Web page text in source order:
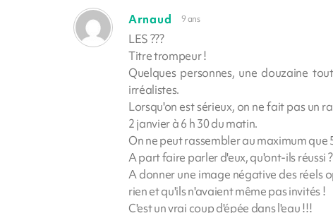
Arnaud 9 ans
LES ???
Titre trompeur !
Quelques personnes, une douzaine
irréalistes.
Lorsqu'on est sérieux, on ne fait pas un
2 janvier à 6 h 30 du matin.
On ne peut rassembler au maximum que
A part faire parler d'eux, qu'ont-ils réussi ?
A donner une image négative des réels
rien et qu'ils n'avaient même pas invités !
C'est un vrai coup d'épée dans l'eau !!!